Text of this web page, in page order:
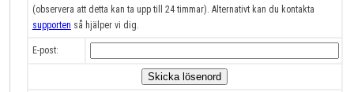
(observera att detta kan ta upp till 24 timmar). Alternativt kan du kontakta
supporten så hjälper vi dig.
E-post: